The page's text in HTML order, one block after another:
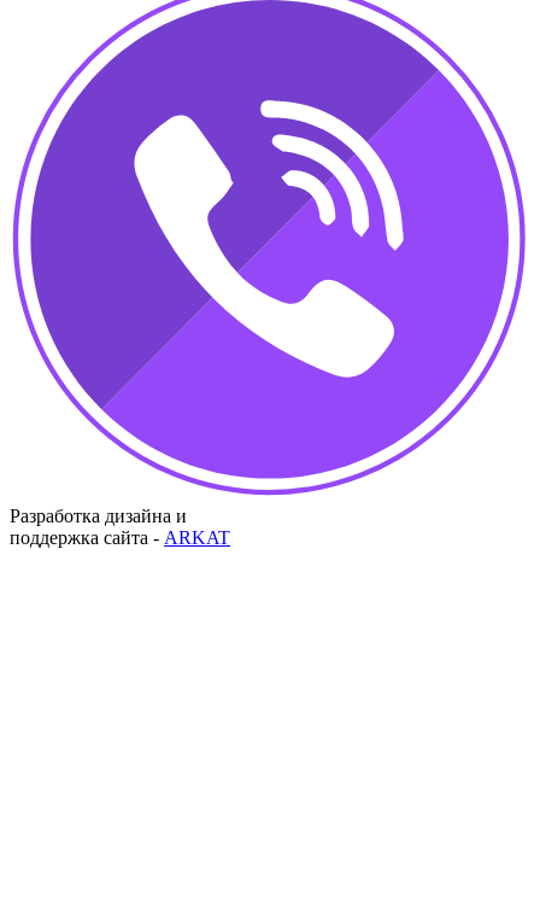
Разработка дизайна и
поддержка сайта - ARKAT